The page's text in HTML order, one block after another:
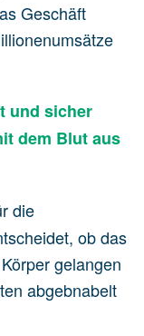
Geschäft
und sicher
dem Blut aus
die
ob das
gelangen
abgebnabelt